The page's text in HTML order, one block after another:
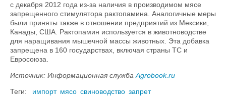
с декабря 2012 года из-за наличия в производимом мясе
запрещенного стимулятора рактопамина. Аналогичные меры
были приняты также в отношении предприятий из Мексики,
Канады, США. Рактопамин используется в животноводстве
для наращивания мышечной массы животных. Эта добавка
запрещена в 160 государствах, включая страны ТС и
Евросоюза.
Источник: Информационная служба Agrobook.ru
Теги:
импорт мясо свиноводство запрет